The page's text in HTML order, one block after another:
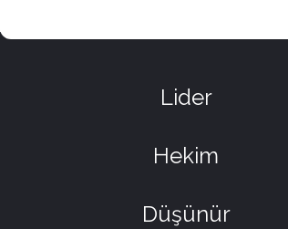
Lider
Hekim
Düşünür